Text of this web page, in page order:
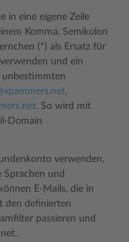
in eine eigene Zeile
Komma, Semikolon
(*) als Ersatz für
und ein
unbestimmten
spammers.net,
.net. So wird mit
Domain
verwenden,
Sprachen und
E-Mails, die in
den definierten
passieren und